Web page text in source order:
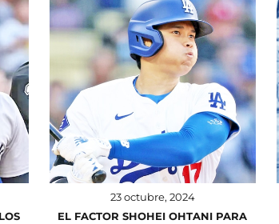
23 octubre, 2024
EL FACTOR SHOHEI OHTANI PARA